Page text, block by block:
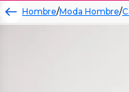
Hombre/Moda Hombre/